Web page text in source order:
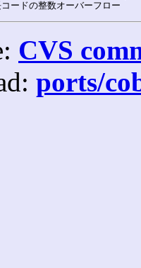
CVS
ports/